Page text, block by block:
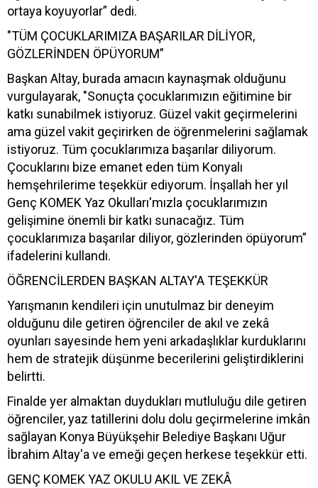
ortaya koyuyorlar” dedi.
"TÜM ÇOCUKLARIMIZA BAŞARILAR DİLİYOR,
GÖZLERİNDEN ÖPÜYORUM”
Başkan Altay, burada amacın kaynaşmak olduğunu
vurgulayarak, "Sonuçta çocuklarımızın eğitimine bir
katkı sunabilmek istiyoruz. Güzel vakit geçirmelerini
ama güzel vakit geçirirken de öğrenmelerini sağlamak
istiyoruz. Tüm çocuklarımıza başarılar diliyorum.
Çocuklarını bize emanet eden tüm Konyalı
hemşehrilerime teşekkür ediyorum. İnşallah her yıl
Genç KOMEK Yaz Okulları'mızla çocuklarımızın
gelişimine önemli bir katkı sunacağız. Tüm
çocuklarımıza başarılar diliyor, gözlerinden öpüyorum”
ifadelerini kullandı.
ÖĞRENCİLERDEN BAŞKAN ALTAY'A TEŞEKKÜR
Yarışmanın kendileri için unutulmaz bir deneyim
olduğunu dile getiren öğrenciler de akıl ve zekâ
oyunları sayesinde hem yeni arkadaşlıklar kurduklarını
hem de stratejik düşünme becerilerini geliştirdiklerini
belirtti.
Finalde yer almaktan duydukları mutluluğu dile getiren
öğrenciler, yaz tatillerini dolu dolu geçirmelerine imkân
sağlayan Konya Büyükşehir Belediye Başkanı Uğur
İbrahim Altay'a ve emeği geçen herkese teşekkür etti.
GENÇ KOMEK YAZ OKULU AKIL VE ZEKÂ